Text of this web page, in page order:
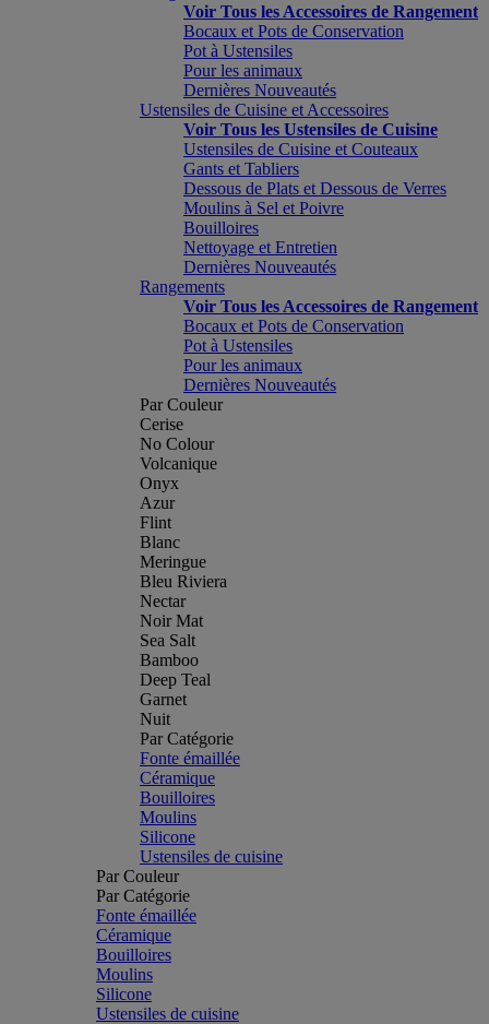
Voir Tous les Accessoires de Rangement
Bocaux et Pots de Conservation
Pot à Ustensiles
Pour les animaux
Dernières Nouveautés
Ustensiles de Cuisine et Accessoires
Voir Tous les Ustensiles de Cuisine
Ustensiles de Cuisine et Couteaux
Gants et Tabliers
Dessous de Plats et Dessous de Verres
Moulins à Sel et Poivre
Bouilloires
Nettoyage et Entretien
Dernières Nouveautés
Rangements
Voir Tous les Accessoires de Rangement
Bocaux et Pots de Conservation
Pot à Ustensiles
Pour les animaux
Dernières Nouveautés
Par Couleur
Cerise
No Colour
Volcanique
Onyx
Azur
Flint
Blanc
Meringue
Bleu Riviera
Nectar
Noir Mat
Sea Salt
Bamboo
Deep Teal
Garnet
Nuit
Par Catégorie
Fonte émaillée
Céramique
Bouilloires
Moulins
Silicone
Ustensiles de cuisine
Par Couleur
Par Catégorie
Fonte émaillée
Céramique
Bouilloires
Moulins
Silicone
Ustensiles de cuisine